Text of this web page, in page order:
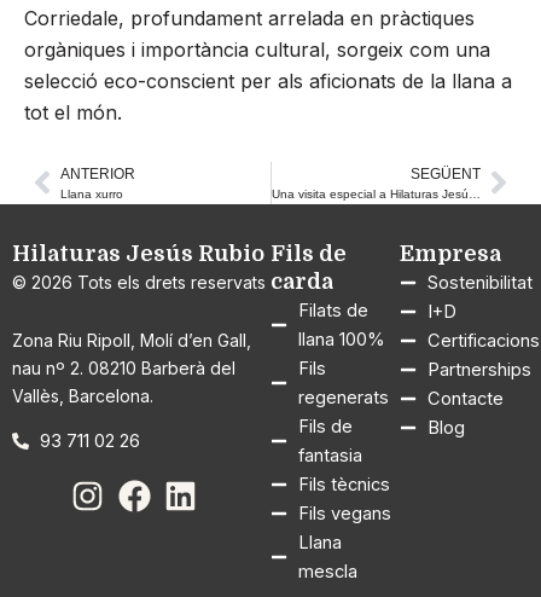
Corriedale, profundament arrelada en pràctiques
orgàniques i importància cultural, sorgeix com una
selecció eco-conscient per als aficionats de la llana a
tot el món.
Prev
ANTERIOR
Llana xurro
SEGÜENT
Hilaturas Jesús Rubio
© 2026 Tots els drets reservats
Zona Riu Ripoll, Molí d’en Gall,
nau nº 2. 08210 Barberà del
Vallès, Barcelona.
93 711 02 26
Fils de
carda
Filats de
llana 100%
Fils
regenerats
Fils de
fantasia
Fils tècnics
Fils vegans
Llana
mescla
Empresa
Sostenibilitat
I+D
Certificacions
Partnerships
Contacte
Blog